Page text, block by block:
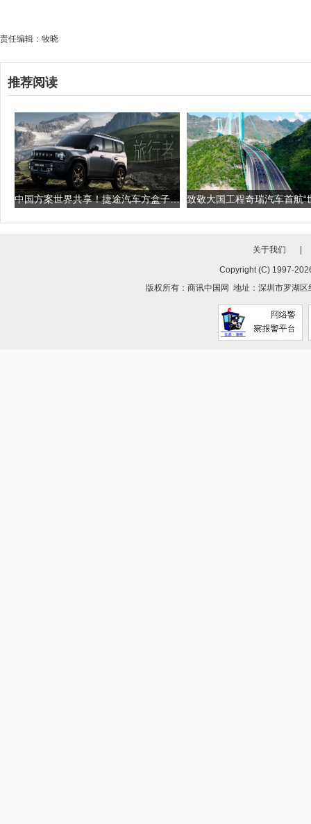
责任编辑：牧晓
推荐阅读
中国方案世界共享！捷途汽车方盒子引领全球越野新风潮
关于我们
Copyright (C) 1997-
版权所有： 商讯中国网 地址：深圳市罗湖